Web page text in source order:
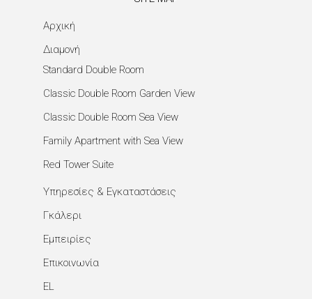
Αρχική
Διαμονή
Standard Double Room
Classic Double Room Garden View
Classic Double Room Sea View
Family Apartment with Sea View
Red Tower Suite
Υπηρεσίες & Εγκαταστάσεις
Γκάλερι
Εμπειρίες
Επικοινωνία
EL